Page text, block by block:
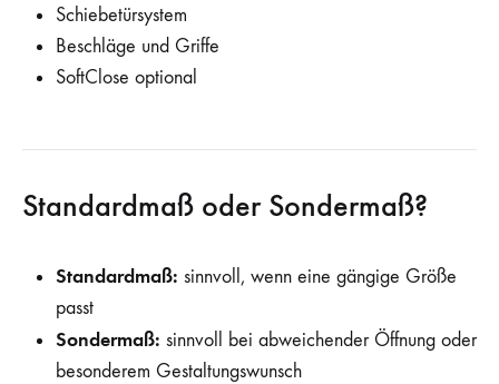
Schiebetürsystem
Beschläge und Griffe
SoftClose optional
Standardmaß oder Sondermaß?
Standardmaß: sinnvoll, wenn eine gängige Größe
passt
Sondermaß: sinnvoll bei abweichender Öffnung oder
besonderem Gestaltungswunsch